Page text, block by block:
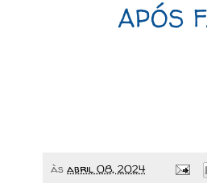
APÓS
às abril 08, 2024